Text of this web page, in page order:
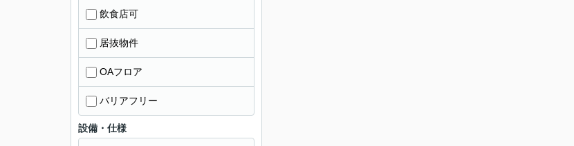
飲食店可
居抜物件
OAフロア
バリアフリー
設備・仕様